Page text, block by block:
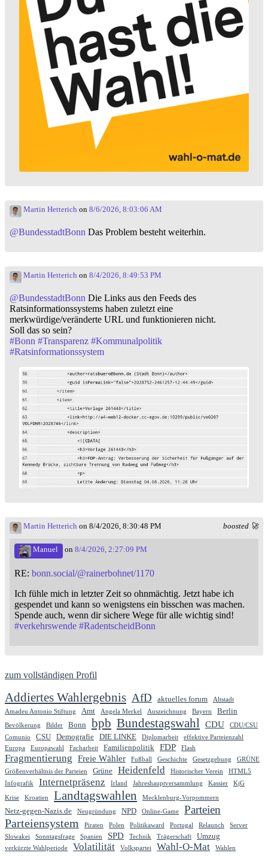
Martin Hetterich on 8/6/2026, 8:03:06 AM
@BundesstadtBonn Das Problem besteht weiterhin.
Martin Hetterich on 8/4/2026, 8:49:53 PM
@BundesstadtBonn Die Links aus den Feeds des
Ratsinformationssystems haben zuletzt eine
merkwürdige/veränderte URL und funktionieren nicht.
Soll das so sein?
#Bonn #Transparenz #Kommunalpolitik
#Ratsinformationssystem
boosted 🚀
Martin Hetterich on 8/4/2026, 8:30:48 PM
Manuel on 8/4/2026, 2:27:09 PM
RE: bonn.social/@rainerbohnet/1170
Ich fühle mich in letzter Zeit so ohnmächtig. Jetzt habe ich
gespendet und kann so wenigstens ein bisschen was machen.
Spende auch, wenn dir sichere Wege für alle wichtig sind!
#verkehrswende #RadentscheidBonn
zum vollständigen Profil
Addiertes Wahlergebnis AfD aktuelles forum
Altstadt
Amadeu Antonio Stiftung
Amt Angela Merkel Auszeichnung Bayern Berlin
Bevölkerung Bilder Bonn bpb Bundestagswahl CDU
CDU/CSU
Comunio
CSU Demografie DIE LINKE Diplomarbeit
effektive Parteienzahl
Europa
Europawahl Facharbeit Familienpolitik FDP Flash
Fragmentierung Freie Wähler Fußball Geschichte Gesetzgebung
GRÜNE
Größenverhältnis der Parteien
Grüne Heidenfeld Historischer Verein
HTML5
Infografik
Internetpräsenz Irland Jahreshauptversammlung Kassier KjG
Krise Kroatien Landtagswahlen Mecklenburg-Vorpommern
Netz-gegen-Nazis.de Neugründung NPD Online-Game Parteien
Parteiensystem Piraten Polen Politikaward Portugal Relaunch
Server
Slowakei
Sonntagsfrage Spanien SPD Technik Trägerschaft Umzug
verkürzte Wahlperiode Volatilität Volkspartei Wahl-O-Mat Wahlen